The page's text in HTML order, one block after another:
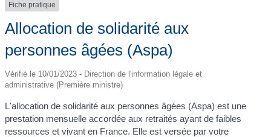
Fiche pratique
Allocation de solidarité aux
personnes âgées (Aspa)
Vérifié le 10/01/2023 - Direction de l'information légale et
administrative (Première ministre)
L'allocation de solidarité aux personnes âgées (Aspa) est une
prestation mensuelle accordée aux retraités ayant de faibles
ressources et vivant en France. Elle est versée par votre